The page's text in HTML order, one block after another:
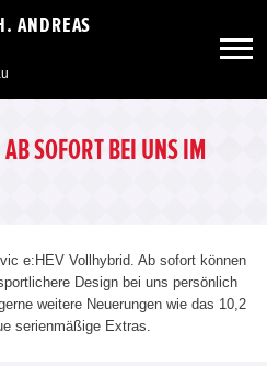
ANDREAS
SOFORT BEI UNS IM
e:HEV Vollhybrid. Ab sofort können
Design bei uns persönlich
weitere Neuerungen wie das 10,2
serienmäßige Extras.